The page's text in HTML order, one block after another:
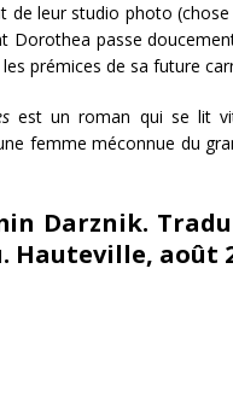
de leur studio photo
Dorothea passe
prémices de sa future
est un roman qui se lit
femme méconnue du
Darznik.
Hauteville, août